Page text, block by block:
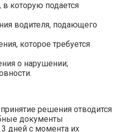
в которую подается
водителя, подающего
которое требуется
о нарушении;
решения отводится
документы
дней с момента их